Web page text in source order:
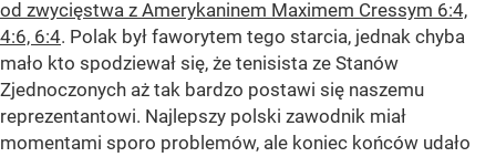
od zwycięstwa z Amerykaninem Maximem Cressym 6:4,
4:6, 6:4. Polak był faworytem tego starcia, jednak chyba
mało kto spodziewał się, że tenisista ze Stanów
Zjednoczonych aż tak bardzo postawi się naszemu
reprezentantowi. Najlepszy polski zawodnik miał
momentami sporo problemów, ale koniec końców udało